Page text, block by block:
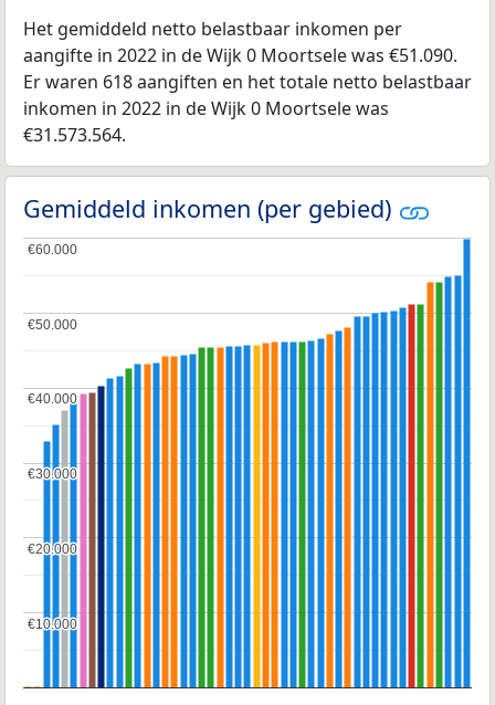
Het gemiddeld netto belastbaar inkomen per
aangifte in 2022 in de Wijk 0 Moortsele was €51.090.
Er waren 618 aangiften en het totale netto belastbaar
inkomen in 2022 in de Wijk 0 Moortsele was
€31.573.564.
Gemiddeld inkomen (per gebied)
€10.000
€10.000
€20.000
€20.000
€30.000
€30.000
€40.000
€40.000
€50.000
€50.000
€60.000
€60.000